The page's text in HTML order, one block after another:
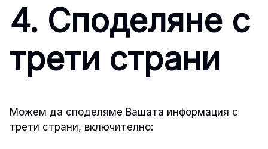
4. Споделяне с
трети страни
Можем да споделяме Вашата информация с
трети страни, включително: